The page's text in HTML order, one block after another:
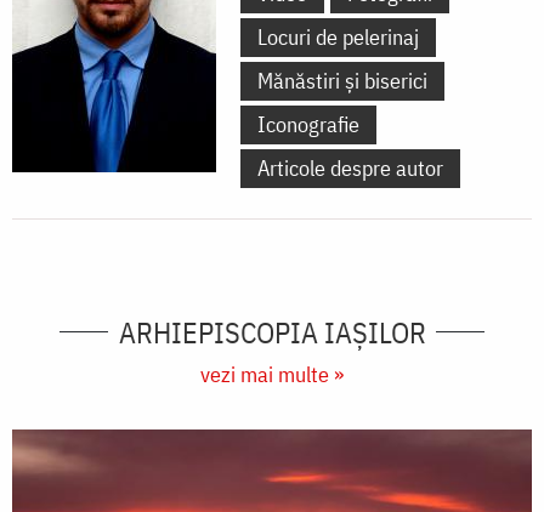
Locuri de pelerinaj
Mănăstiri și biserici
Iconografie
Articole despre autor
ARHIEPISCOPIA IAŞILOR
vezi mai multe »